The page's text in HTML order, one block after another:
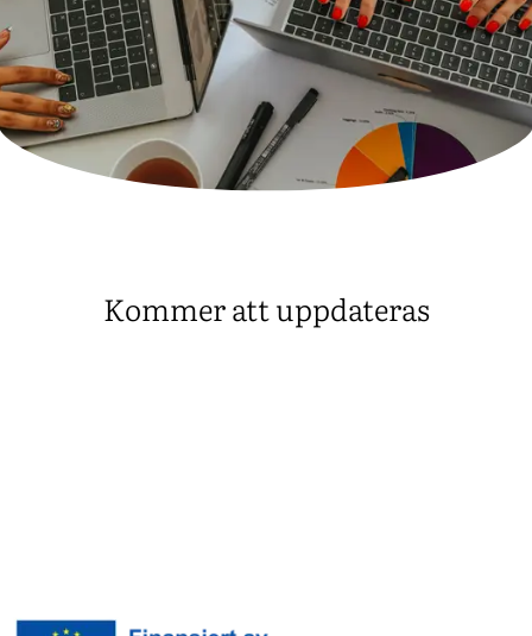
Kommer att uppdateras